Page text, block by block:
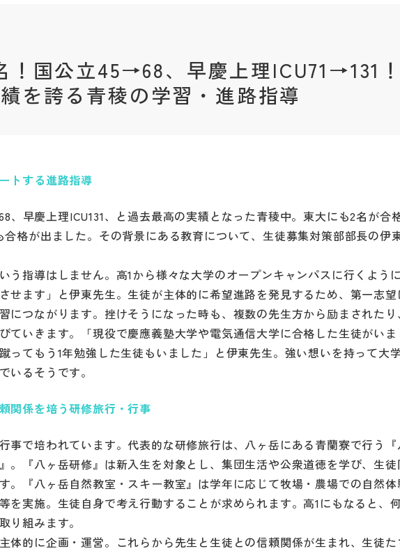
！国公立45→68、早慶上理ICU71→131
を誇る青稜の学習・進路指導
トする進路指導
、早慶上理ICU131、と過去最高の実績となった青稜中。東大にも2名が合
格が出ました。その背景にある教育について、生徒募集対策部部長の伊
う指導はしません。高1から様々な大学のオープンキャンパスに行くよう
せます」と伊東先生。生徒が主体的に希望進路を発見するため、第一志
につながります。挫けそうになった時も、複数の先生方から励まされた
ていきます。「現役で慶應義塾大学や電気通信大学に合格した生徒がい
ってもう1年勉強した生徒もいました」と伊東先生。強い想いを持って大
いるそうです。
関係を培う研修旅行・行事
事で培われています。代表的な研修旅行は、八ヶ岳にある青蘭寮で行う
。『八ヶ岳研修』は新入生を対象とし、集団生活や公衆道徳を学び、生
。『八ヶ岳自然教室・スキー教室』は学年に応じて牧場・農場での自然体
を実施。生徒自身で考え行動することが求められます。高1にもなると、
り組みます。
体的に企画・運営。これらから先生と生徒との信頼関係が生まれ、生徒